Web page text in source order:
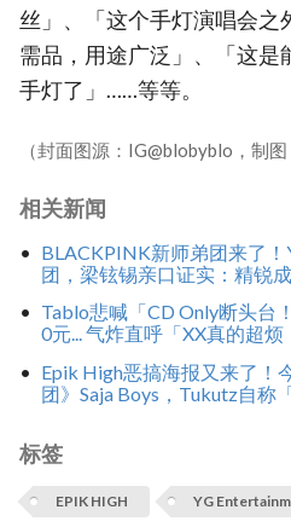
丝」、「这个手灯演唱会之
需品，用途广泛」、「这是
手灯了」……等等。
（封面图源：IG@blobyblo，制图
相关新闻
BLACKPINK新师弟团来了
团，梁铉锡亲口证实：精锐
Tablo悲喊「CD Only断头台
0元... 气炸直呼「XX真的超烦
Epik High恶搞海报又来了！
团》Saja Boys，Tukutz自称
标签
EPIK HIGH YG